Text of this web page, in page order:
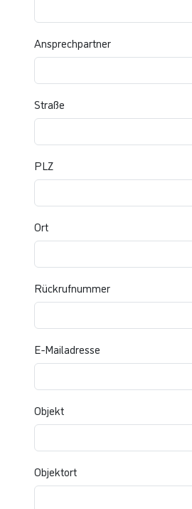
Ansprechpartner
Straße
PLZ
Ort
Rückrufnummer
E-Mailadresse
Objekt
Objektort